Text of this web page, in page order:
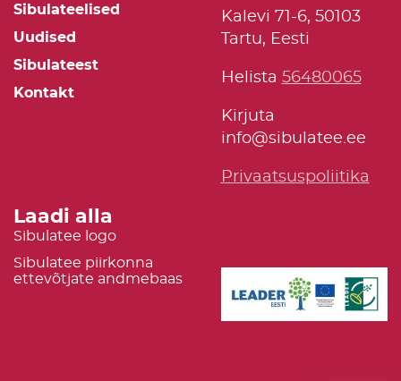
Sibulateelised
Uudised
Sibulateest
Kontakt
Kalevi 71-6, 50103
Tartu, Eesti
Helista 56480065
Kirjuta
info@sibulatee.ee
Privaatsuspoliitika
Laadi alla
Sibulatee logo
Sibulatee piirkonna
ettevõtjate andmebaas